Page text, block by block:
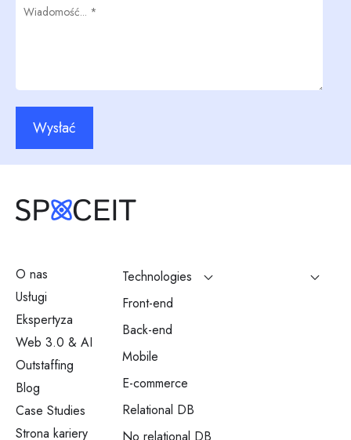
Wysłać
O nas
Usługi
Ekspertyza
Web 3.0 & AI
Outstaffing
Blog
Case Studies
Strona kariery
Technologies
Front-end
Back-end
Mobile
E-commerce
Relational DB